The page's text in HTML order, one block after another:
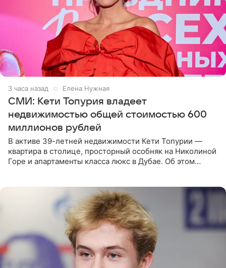
3 часа назад Елена Нужная
СМИ: Кети Топурия владеет
недвижимостью общей стоимостью 600
миллионов рублей
В активе 39-летней недвижимости Кети Топурии —
квартира в столице, просторный особняк на Николиной
Горе и апартаменты класса люкс в Дубае. Об этом